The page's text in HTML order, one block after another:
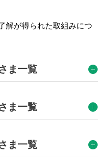
解が得られた取組みにつ
ま一覧
ま一覧
ま一覧